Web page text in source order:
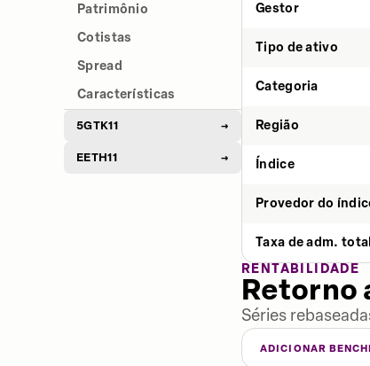
Patrimônio
Cotistas
Spread
Características
5GTK11 →
EETH11 →
Gestor
Tipo de ativo
Categoria
Região
Índice
Provedor do
Taxa de adm. total
RENTABILIDADE
Retorno
Séries
ADICIONAR